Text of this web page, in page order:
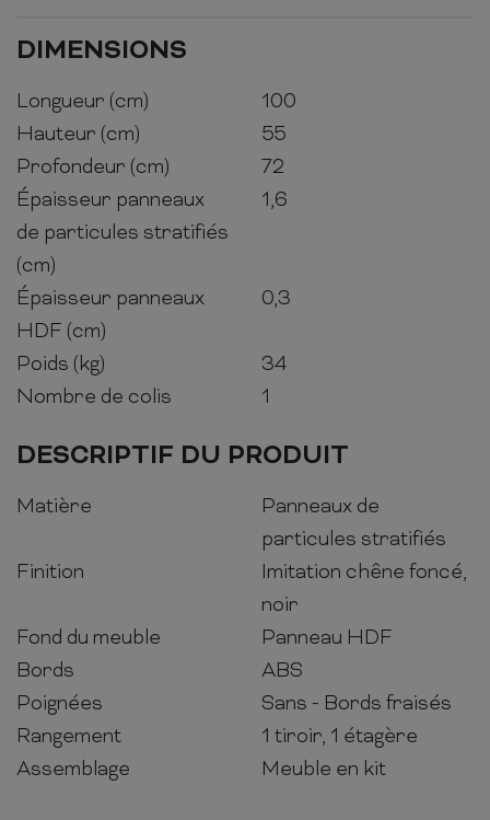
DIMENSIONS
Longueur (cm)
100
Hauteur (cm)
55
Profondeur (cm)
72
Épaisseur panneaux
de particules stratifiés
(cm)
1,6
Épaisseur panneaux
HDF (cm)
0,3
Poids (kg)
34
Nombre de colis
1
DESCRIPTIF DU PRODUIT
Matière
Panneaux de
particules stratifiés
Finition
Imitation chêne foncé,
noir
Fond du meuble
Panneau HDF
Bords
ABS
Poignées
Sans - Bords fraisés
Rangement
1 tiroir, 1 étagère
Assemblage
Meuble en kit